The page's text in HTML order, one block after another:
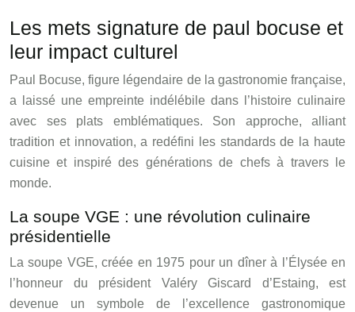
Les mets signature de paul bocuse et
leur impact culturel
Paul Bocuse, figure légendaire de la gastronomie française,
a laissé une empreinte indélébile dans l’histoire culinaire
avec ses plats emblématiques. Son approche, alliant
tradition et innovation, a redéfini les standards de la haute
cuisine et inspiré des générations de chefs à travers le
monde.
La soupe VGE : une révolution culinaire
présidentielle
La soupe VGE, créée en 1975 pour un dîner à l’Élysée en
l’honneur du président Valéry Giscard d’Estaing, est
devenue un symbole de l’excellence gastronomique